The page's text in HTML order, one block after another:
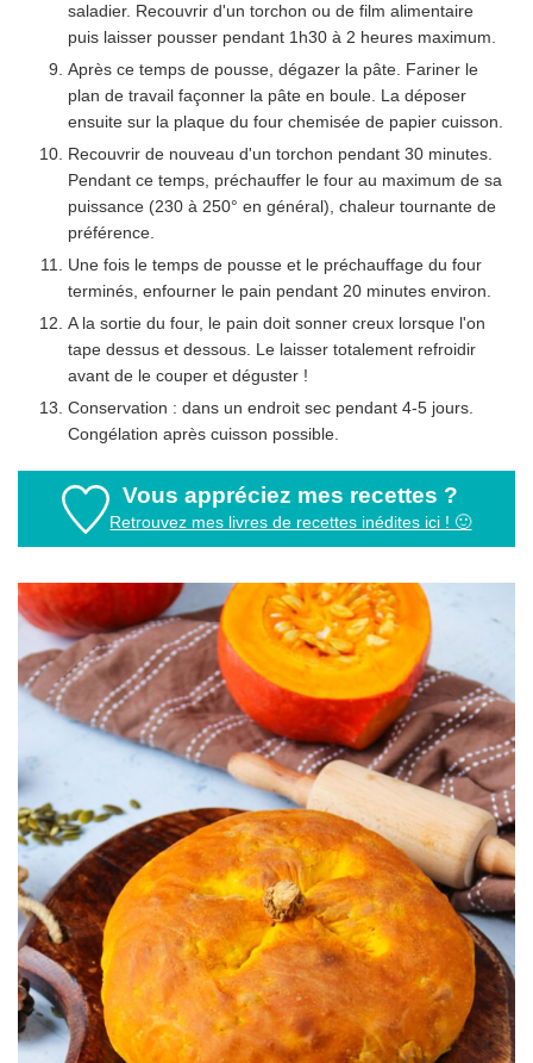
saladier. Recouvrir d'un torchon ou de film alimentaire
puis laisser pousser pendant 1h30 à 2 heures maximum.
Après ce temps de pousse, dégazer la pâte. Fariner le
plan de travail façonner la pâte en boule. La déposer
ensuite sur la plaque du four chemisée de papier cuisson.
Recouvrir de nouveau d'un torchon pendant 30 minutes.
Pendant ce temps, préchauffer le four au maximum de sa
puissance (230 à 250° en général), chaleur tournante de
préférence.
Une fois le temps de pousse et le préchauffage du four
terminés, enfourner le pain pendant 20 minutes environ.
A la sortie du four, le pain doit sonner creux lorsque l'on
tape dessus et dessous. Le laisser totalement refroidir
avant de le couper et déguster !
Conservation : dans un endroit sec pendant 4-5 jours.
Congélation après cuisson possible.
Vous appréciez mes recettes ?
Retrouvez mes livres de recettes inédites ici ! 🙂